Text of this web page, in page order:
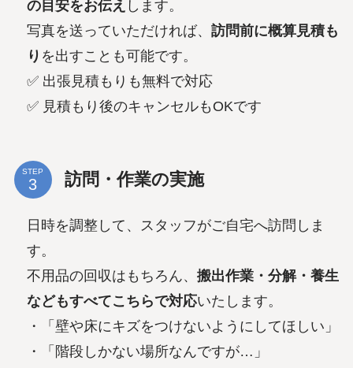
の目安をお伝え します。
写真を送っていただければ、 訪問前に概算見積も
り を出すことも可能です。
✅ 出張見積もりも無料で対応
✅ 見積もり後のキャンセルもOKです
STEP 訪問・作業の実施
日時を調整して、スタッフがご自宅へ訪問しま
す。
不用品の回収はもちろん、 搬出作業・分解・養生
などもすべてこちらで対応いたします。
・「壁や床にキズをつけないようにしてほしい」
・「階段しかない場所なんですが…」